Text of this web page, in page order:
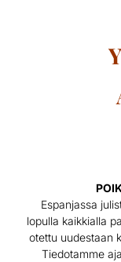
Espanjassa
lopulla kaikkialla
otettu uudestaan
Tiedotamme